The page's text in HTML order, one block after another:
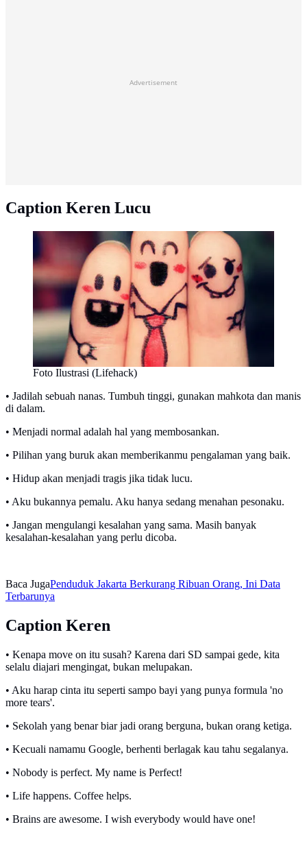
Advertisement
Caption Keren Lucu
Foto Ilustrasi (Lifehack)
• Jadilah sebuah nanas. Tumbuh tinggi, gunakan mahkota dan manis
di dalam.
• Menjadi normal adalah hal yang membosankan.
• Pilihan yang buruk akan memberikanmu pengalaman yang baik.
• Hidup akan menjadi tragis jika tidak lucu.
• Aku bukannya pemalu. Aku hanya sedang menahan pesonaku.
• Jangan mengulangi kesalahan yang sama. Masih banyak
kesalahan-kesalahan yang perlu dicoba.
Baca JugaPenduduk Jakarta Berkurang Ribuan Orang, Ini Data
Terbarunya
Caption Keren
• Kenapa move on itu susah? Karena dari SD sampai gede, kita
selalu diajari mengingat, bukan melupakan.
• Aku harap cinta itu seperti sampo bayi yang punya formula 'no
more tears'.
• Sekolah yang benar biar jadi orang berguna, bukan orang ketiga.
• Kecuali namamu Google, berhenti berlagak kau tahu segalanya.
• Nobody is perfect. My name is Perfect!
• Life happens. Coffee helps.
• Brains are awesome. I wish everybody would have one!